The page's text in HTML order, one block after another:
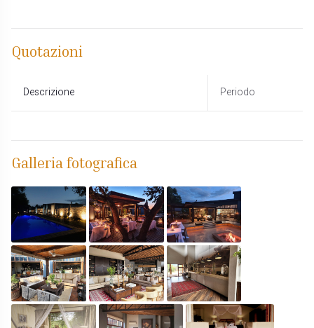
Quotazioni
Descrizione Periodo
Galleria fotografica